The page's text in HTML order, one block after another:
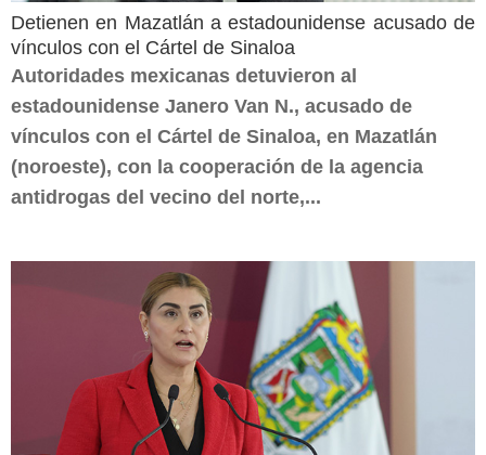
Detienen en Mazatlán a estadounidense acusado de
vínculos con el Cártel de Sinaloa
Autoridades mexicanas detuvieron al
estadounidense Janero Van N., acusado de
vínculos con el Cártel de Sinaloa, en Mazatlán
(noroeste), con la cooperación de la agencia
antidrogas del vecino del norte,...